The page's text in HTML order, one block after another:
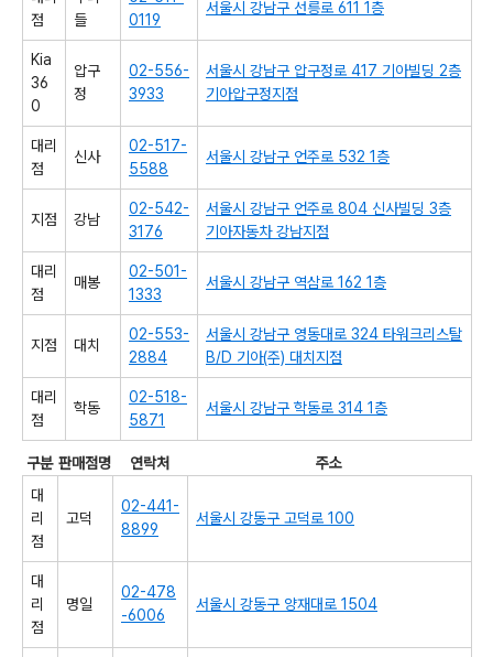
점
들
0119
서울시 강남구 선릉로 611 1층
Kia
36
0
압구
정
02-556-
3933
서울시 강남구 압구정로 417 기아빌딩 2층
기아압구정지점
대리
점
신사
02-517-
5588
서울시 강남구 언주로 532 1층
지점 강남
02-542-
3176
서울시 강남구 언주로 804 신사빌딩 3층
기아자동차 강남지점
대리
점
매봉
02-501-
1333
서울시 강남구 역삼로 162 1층
지점 대치
02-553-
2884
서울시 강남구 영동대로 324 타워크리스탈
B/D 기아(주) 대치지점
대리
점
학동
02-518-
5871
서울시 강남구 학동로 314 1층
구분 판매점명 연락처
주소
대
리
점
고덕
02-441-
8899
서울시 강동구 고덕로 100
대
리
점
명일
02-478
-6006
서울시 강동구 양재대로 1504